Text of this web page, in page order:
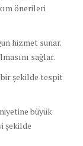
önerileri
hizmet sunar.
sağlar.
şekilde tespit
büyük
şekilde